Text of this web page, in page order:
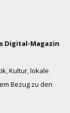
Digital-Magazin
Kultur, lokale
Bezug zu den